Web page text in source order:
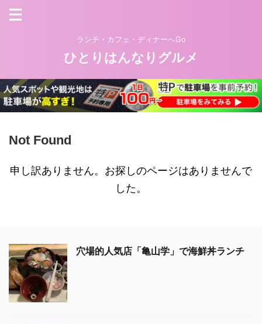
ランチ・カフェ・ディナーへGo
ひとりはんなりグルメ
Not Found
申し訳ありません。お探しのページはありませんで
した。
穴場的人気店「亀山学」で海鮮丼ランチ